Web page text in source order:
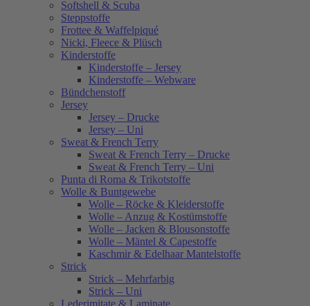
Softshell & Scuba
Steppstoffe
Frottee & Waffelpiqué
Nicki, Fleece & Plüsch
Kinderstoffe
Kinderstoffe – Jersey
Kinderstoffe – Webware
Bündchenstoff
Jersey
Jersey – Drucke
Jersey – Uni
Sweat & French Terry
Sweat & French Terry – Drucke
Sweat & French Terry – Uni
Punta di Roma & Trikotstoffe
Wolle & Buntgewebe
Wolle – Röcke & Kleiderstoffe
Wolle – Anzug & Kostümstoffe
Wolle – Jacken & Blousonstoffe
Wolle – Mäntel & Capestoffe
Kaschmir & Edelhaar Mantelstoffe
Strick
Strick – Mehrfarbig
Strick – Uni